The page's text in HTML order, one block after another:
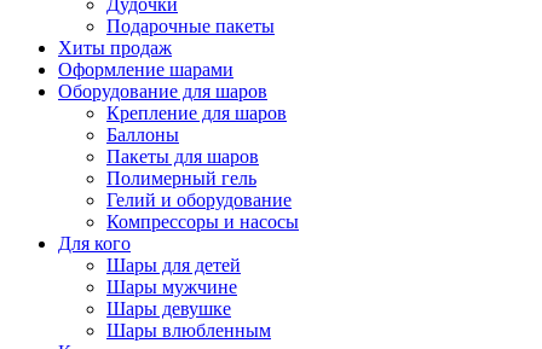
Дудочки
Подарочные пакеты
Хиты продаж
Оформление шарами
Оборудование для шаров
Крепление для шаров
Баллоны
Пакеты для шаров
Полимерный гель
Гелий и оборудование
Компрессоры и насосы
Для кого
Шары для детей
Шары мужчине
Шары девушке
Шары влюбленным